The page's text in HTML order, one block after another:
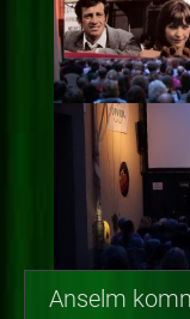
Anselm